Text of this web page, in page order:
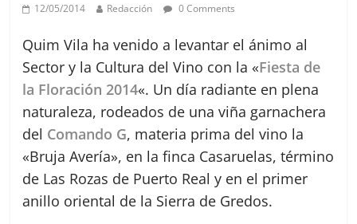
12/05/2014 Redacción 0 Comments
Quim Vila ha venido a levantar el ánimo al
Sector y la Cultura del Vino con la «Fiesta de
la Floración 2014«. Un día radiante en plena
naturaleza, rodeados de una viña garnachera
del Comando G, materia prima del vino la
«Bruja Avería», en la finca Casaruelas, término
de Las Rozas de Puerto Real y en el primer
anillo oriental de la Sierra de Gredos.